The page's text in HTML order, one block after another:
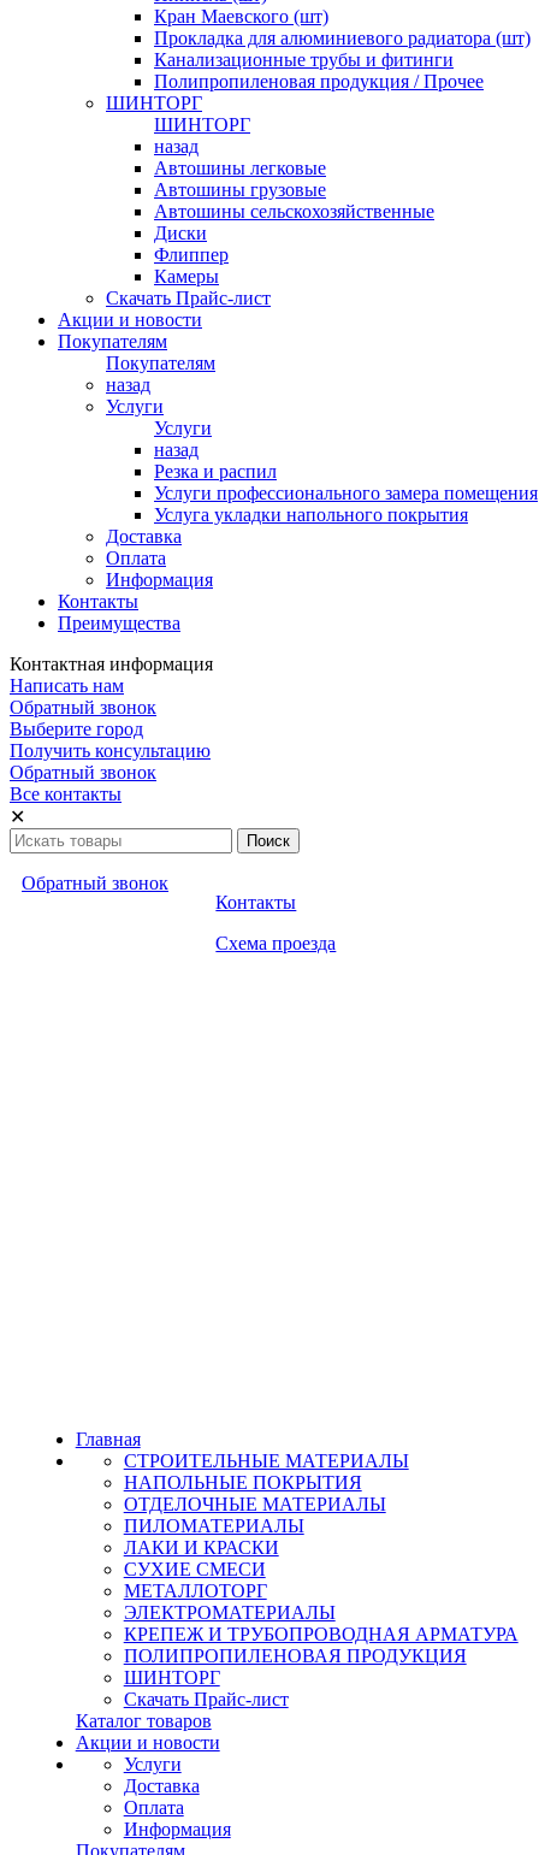
Кран Маевского (шт)
Прокладка для алюминиевого радиатора (шт)
Канализационные трубы и фитинги
Полипропиленовая продукция / Прочее
ШИНТОРГ
ШИНТОРГ
назад
Автошины легковые
Автошины грузовые
Автошины сельскохозяйственные
Диски
Флиппер
Камеры
Скачать Прайс-лист
Акции и новости
Покупателям
Покупателям
назад
Услуги
Услуги
назад
Резка и распил
Услуги профессионального замера помещения
Услуга укладки напольного покрытия
Доставка
Оплата
Информация
Контакты
Преимущества
Контактная информация
Написать нам
Обратный звонок
Выберите город
Получить консультацию
Обратный звонок
Все контакты
✕
Обратный звонок
Контакты
Схема проезда
Главная
СТРОИТЕЛЬНЫЕ МАТЕРИАЛЫ
НАПОЛЬНЫЕ ПОКРЫТИЯ
ОТДЕЛОЧНЫЕ МАТЕРИАЛЫ
ПИЛОМАТЕРИАЛЫ
ЛАКИ И КРАСКИ
СУХИЕ СМЕСИ
МЕТАЛЛОТОРГ
ЭЛЕКТРОМАТЕРИАЛЫ
КРЕПЕЖ И ТРУБОПРОВОДНАЯ АРМАТУРА
ПОЛИПРОПИЛЕНОВАЯ ПРОДУКЦИЯ
ШИНТОРГ
Скачать Прайс-лист
Каталог товаров
Акции и новости
Услуги
Доставка
Оплата
Информация
Покупателям